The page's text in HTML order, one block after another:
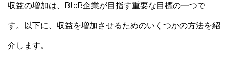
収益の増加は、BtoB企業が目指す重要な目標の一つで
す。以下に、収益を増加させるためのいくつかの方法を紹
介します。